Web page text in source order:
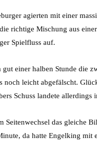
agierten mit einer
richtige Mischung aus
Spielfluss auf.
gut einer halben Stunde die
noch leicht abgefälscht.
Schuss landete allerdings
Seitenwechsel das gleiche
da hatte Engelking mit